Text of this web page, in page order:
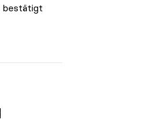
bestätigt